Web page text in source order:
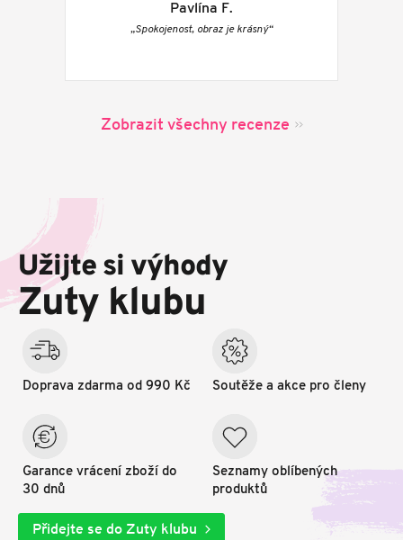
Pavlína F.
„Spokojenost, obraz je krásný“
Zobrazit všechny recenze
a
í
Užijte si výhody
Zuty klubu
Doprava zdarma od 990 Kč
Garance vrácení zboží do
30 dnů
Soutěže a akce pro členy
Seznamy oblíbených
produktů
Přidejte se do Zuty klubu